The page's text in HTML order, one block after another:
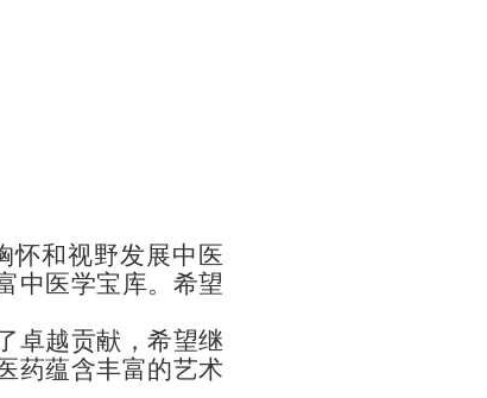
怀和视野发展中医
中医学宝库。希望
卓越贡献，希望继
药蕴含丰富的艺术